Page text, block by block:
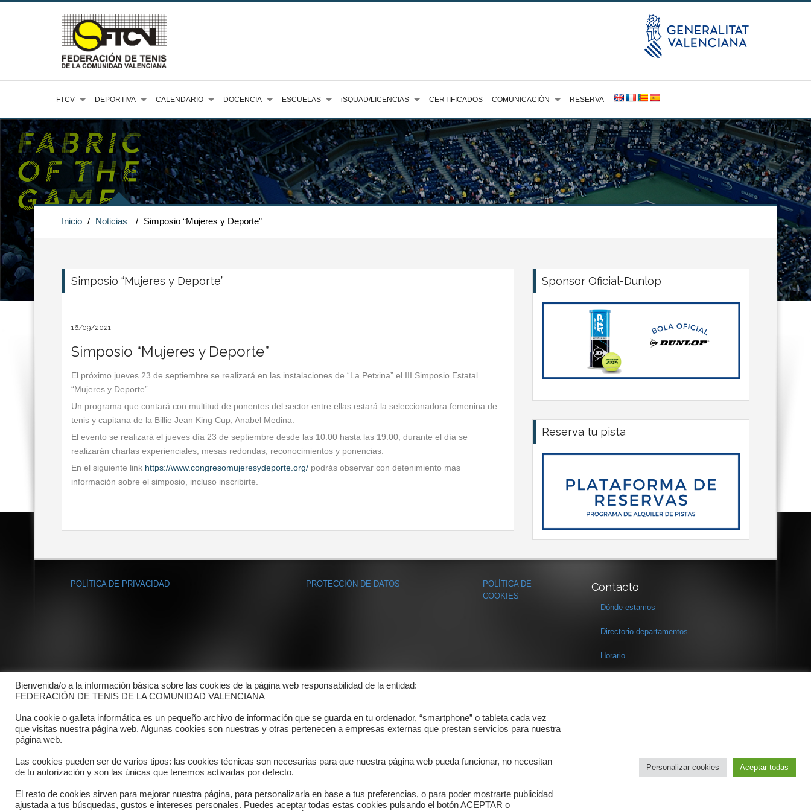
FTCV DEPORTIVA CALENDARIO DOCENCIA ESCUELAS iSQUAD/LICENCIAS CERTIFICADOS COMUNICACIÓN RESERVA
Inicio / Noticias / Simposio “Mujeres y Deporte”
Simposio “Mujeres y Deporte”
16/09/2021
Simposio “Mujeres y Deporte”
El próximo jueves 23 de septiembre se realizará en las instalaciones de “La Petxina” el III Simposio Estatal
“Mujeres y Deporte”.
Un programa que contará con multitud de ponentes del sector entre ellas estará la seleccionadora femenina de
tenis y capitana de la Billie Jean King Cup, Anabel Medina.
El evento se realizará el jueves día 23 de septiembre desde las 10.00 hasta las 19.00, durante el día se
realizarán charlas experienciales, mesas redondas, reconocimientos y ponencias.
En el siguiente link https://www.congresomujeresydeporte.org/ podrás observar con detenimiento mas
información sobre el simposio, incluso inscribirte.
Sponsor Oficial-Dunlop
Reserva tu pista
POLÍTICA DE PRIVACIDAD PROTECCIÓN DE DATOS
POLÍTICA DE
COOKIES
Contacto
Dónde estamos
Directorio departamentos
Horario
Copyright © 2025 FTCV
Bienvenida/o a la información básica sobre las cookies de la página web responsabilidad de la entidad:
FEDERACIÓN DE TENIS DE LA COMUNIDAD VALENCIANA
Una cookie o galleta informática es un pequeño archivo de información que se guarda en tu ordenador, “smartphone” o tableta cada vez
que visitas nuestra página web. Algunas cookies son nuestras y otras pertenecen a empresas externas que prestan servicios para nuestra
página web.
Las cookies pueden ser de varios tipos: las cookies técnicas son necesarias para que nuestra página web pueda funcionar, no necesitan
de tu autorización y son las únicas que tenemos activadas por defecto.
El resto de cookies sirven para mejorar nuestra página, para personalizarla en base a tus preferencias, o para poder mostrarte publicidad
ajustada a tus búsquedas, gustos e intereses personales. Puedes aceptar todas estas cookies pulsando el botón ACEPTAR o
Personalizar cookies Aceptar todas